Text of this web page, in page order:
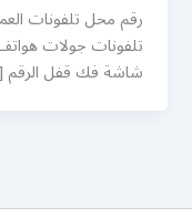
رقم محل تلفونات
تلفونات جولات
شاشة فك قفل